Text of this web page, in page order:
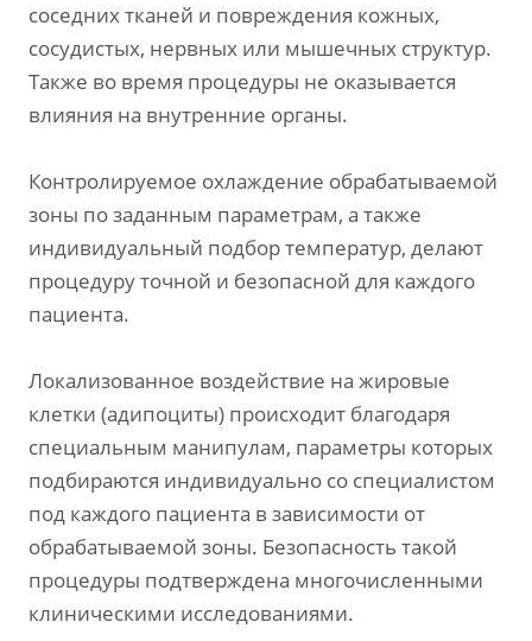
соседних тканей и повреждения кожных,
сосудистых, нервных или мышечных структур.
Также во время процедуры не оказывается
влияния на внутренние органы.
Контролируемое охлаждение обрабатываемой
зоны по заданным параметрам, а также
индивидуальный подбор температур, делают
процедуру точной и безопасной для каждого
пациента.
Локализованное воздействие на жировые
клетки (адипоциты) происходит благодаря
специальным манипулам, параметры которых
подбираются индивидуально со специалистом
под каждого пациента в зависимости от
обрабатываемой зоны. Безопасность такой
процедуры подтверждена многочисленными
клиническими исследованиями.